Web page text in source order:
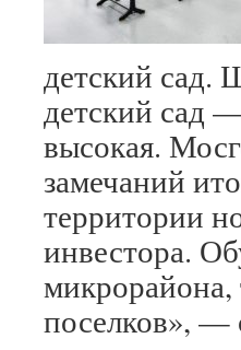
детский сад.
детский сад
высокая.
замечаний
территории
инвестора.
микрорайона,
поселков», —